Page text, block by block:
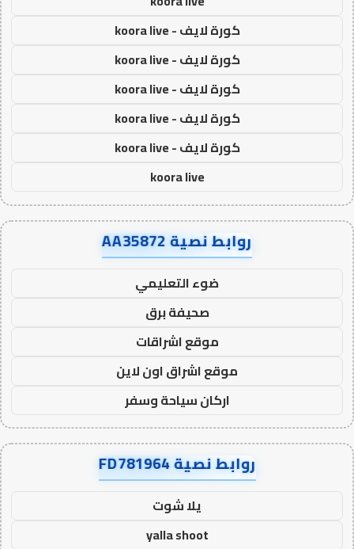
كورة لايف - koora live
كورة لايف - koora live
كورة لايف - koora live
كورة لايف - koora live
كورة لايف - koora live
koora live
روابط نصية AA35872
ضوء التعليمي
صحيفة برق
موقع اشراقات
موقع اشراق اون لاين
اركان سياحة وسفر
روابط نصية FD781964
يلا شوت
yalla shoot